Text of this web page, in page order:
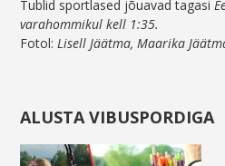
Tublid sportlased jõuavad tagasi
varahommikul kell 1:35.
Fotol: Lisell Jäätma, Maarika
ALUSTA VIBUSPORDIGA